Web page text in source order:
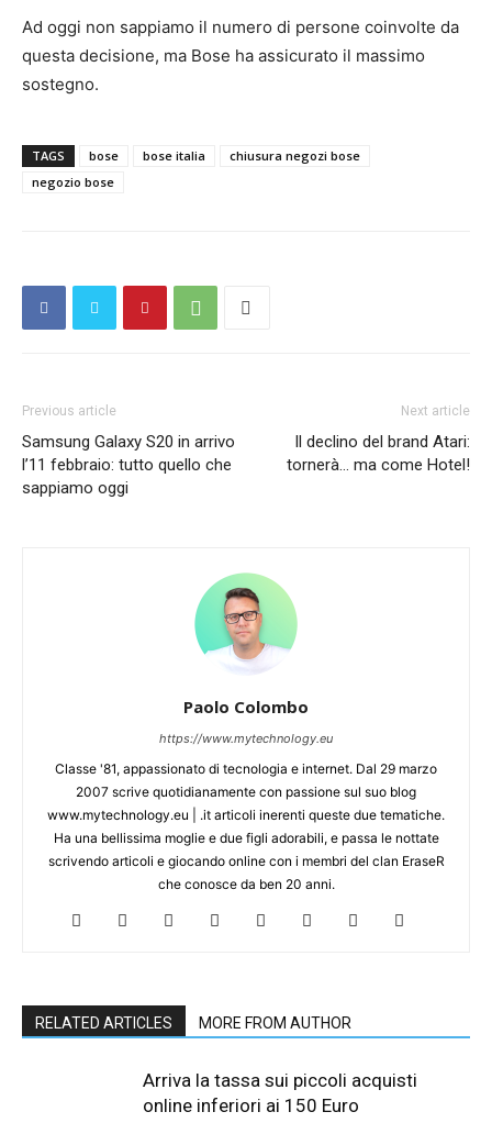
Ad oggi non sappiamo il numero di persone coinvolte da
questa decisione, ma Bose ha assicurato il massimo
sostegno.
TAGS bose bose italia
chiusura negozi bose
negozio bose
Previous article
Samsung Galaxy S20 in arrivo
l’11 febbraio: tutto quello che
sappiamo oggi
Next article
Il declino del brand Atari:
tornerà… ma come Hotel!
Paolo Colombo
https://www.mytechnology.eu
Classe '81, appassionato di tecnologia e internet. Dal 29 marzo
2007 scrive quotidianamente con passione sul suo blog
www.mytechnology.eu | .it articoli inerenti queste due tematiche.
Ha una bellissima moglie e due figli adorabili, e passa le nottate
scrivendo articoli e giocando online con i membri del clan EraseR
che conosce da ben 20 anni.
RELATED ARTICLES MORE FROM AUTHOR
Arriva la tassa sui piccoli acquisti
online inferiori ai 150 Euro